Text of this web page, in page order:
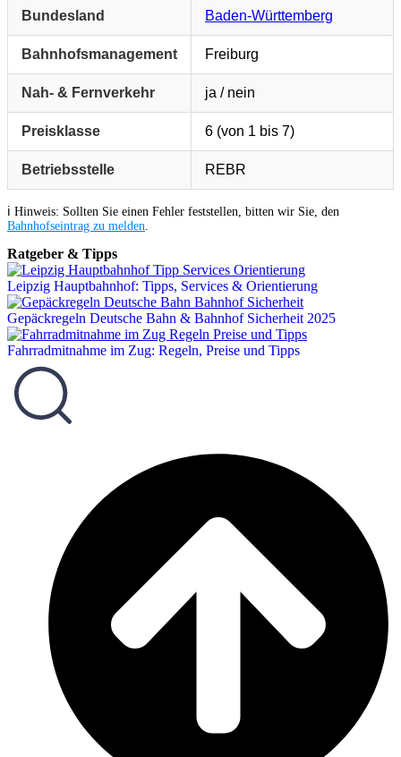
Bundesland Baden-Württemberg
Bahnhofsmanagement Freiburg
Nah- & Fernverkehr ja / nein
Preisklasse 6 (von 1 bis 7)
Betriebsstelle REBR
ℹ️ Hinweis: Sollten Sie einen Fehler feststellen, bitten wir Sie, den
Bahnhofseintrag zu melden
Ratgeber & Tipps
Leipzig Hauptbahnhof: Tipps, Services & Orientierung
Gepäckregeln Deutsche Bahn & Bahnhof Sicherheit 2025
Fahrradmitnahme im Zug: Regeln, Preise und Tipps